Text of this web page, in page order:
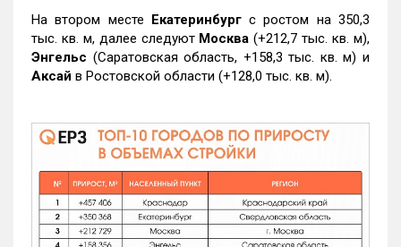
На втором месте Екатеринбургс ростом на 350,3
тыс. кв. м, далее следуют Москва (+212,7 тыс. кв. м),
Энгельс (Саратовская область, +158,3 тыс. кв. м) и
Аксай в Ростовской области (+128,0 тыс. кв. м).